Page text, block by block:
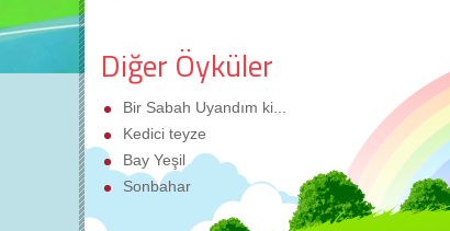
Diğer Öyküler
Bir Sabah Uyandım ki...
Kedici teyze
Bay Yeşil
Sonbahar